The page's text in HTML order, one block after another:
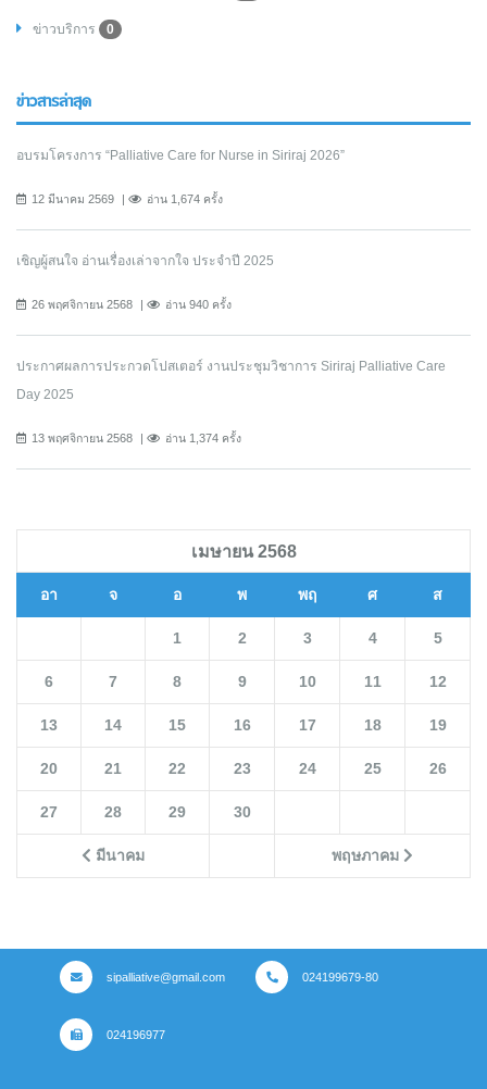
ข่าวบริการ 0
ข่าวสารล่าสุด
อบรมโครงการ “Palliative Care for Nurse in Siriraj 2026”
12 มีนาคม 2569 อ่าน 1,674 ครั้ง
เชิญผู้สนใจ อ่านเรื่องเล่าจากใจ ประจำปี 2025
26 พฤศจิกายน 2568 อ่าน 940 ครั้ง
ประกาศผลการประกวดโปสเตอร์ งานประชุมวิชาการ Siriraj Palliative Care
Day 2025
13 พฤศจิกายน 2568 อ่าน 1,374 ครั้ง
เมษายน 2568
อา จ อ พ พฤ ศ ส
มีนาคม พฤษภาคม
1 2 3 4 5
6 7 8 9 10 11 12
13 14 15 16 17 18 19
20 21 22 23 24 25 26
27 28 29 30
sipalliative@gmail.com 024199679-80
024196977